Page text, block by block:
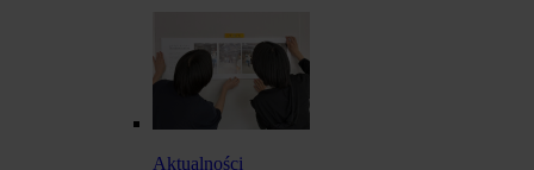
Aktualności